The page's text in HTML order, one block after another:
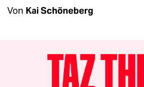
Von Kai Schöneberg